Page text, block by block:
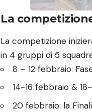
La
La competizione
in 4 gruppi di 5
8 – 12 febbraio:
14-16 febbraio &
20 febbraio: la